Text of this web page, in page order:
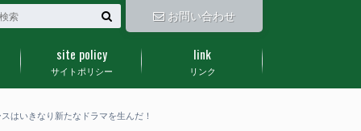
お問い合わせ
サイトポリシー
site policy
リンク
link
はいきなり新たなドラマを生んだ！